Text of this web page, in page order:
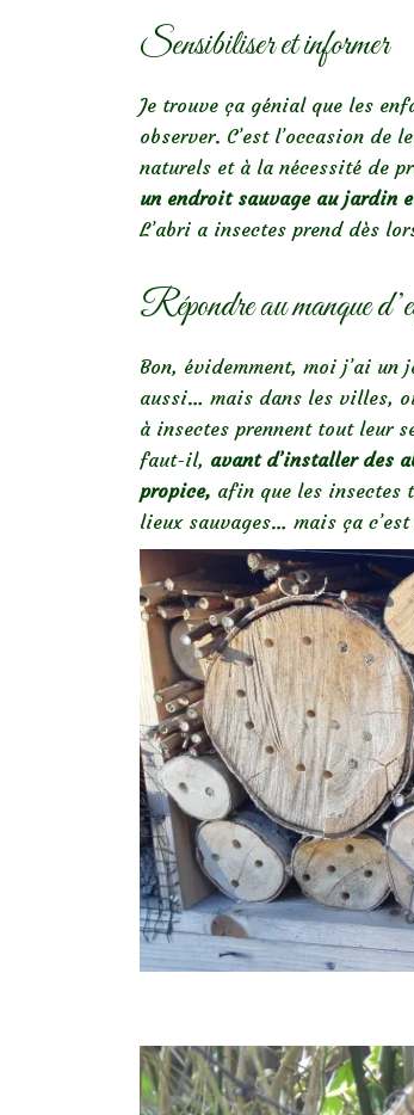
Sensibiliser et informer
Je trouve ça génial que les
observer. C’est l’occasion
naturels et à la nécessité de
un endroit sauvage au jardin
L’abri a insectes prend dès
Répondre au manque
Bon, évidemment, moi j’ai
aussi… mais dans les villes,
à insectes prennent tout leur
faut-il, avant d’installer des
propice, afin que les insectes
lieux sauvages… mais ça